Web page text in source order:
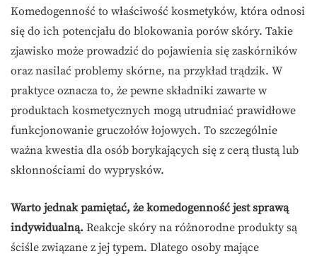
Komedogenność to właściwość kosmetyków, która odnosi
się do ich potencjału do blokowania porów skóry. Takie
zjawisko może prowadzić do pojawienia się zaskórników
oraz nasilać problemy skórne, na przykład trądzik. W
praktyce oznacza to, że pewne składniki zawarte w
produktach kosmetycznych mogą utrudniać prawidłowe
funkcjonowanie gruczołów łojowych. To szczególnie
ważna kwestia dla osób borykających się z cerą tłustą lub
skłonnościami do wyprysków.
Warto jednak pamiętać, że komedogenność jest sprawą
indywidualną. Reakcje skóry na różnorodne produkty są
ściśle związane z jej typem. Dlatego osoby mające